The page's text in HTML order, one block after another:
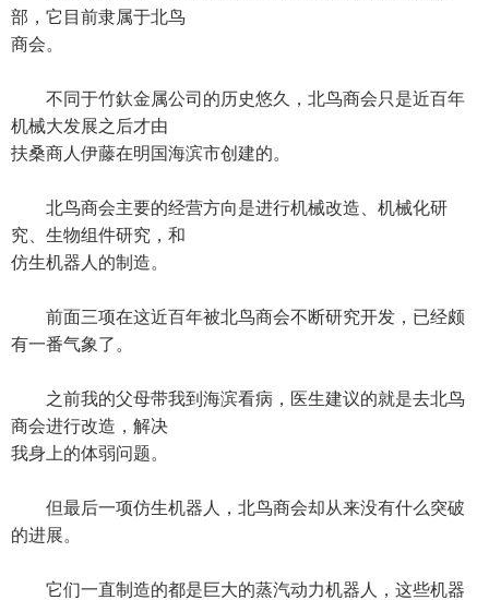
部，它目前隶属于北鸟
商会。
不同于竹釱金属公司的历史悠久，北鸟商会只是近百年
机械大发展之后才由
扶桑商人伊藤在明国海滨市创建的。
北鸟商会主要的经营方向是进行机械改造、机械化研
究、生物组件研究，和
仿生机器人的制造。
前面三项在这近百年被北鸟商会不断研究开发，已经颇
有一番气象了。
之前我的父母带我到海滨看病，医生建议的就是去北鸟
商会进行改造，解决
我身上的体弱问题。
但最后一项仿生机器人，北鸟商会却从来没有什么突破
的进展。
它们一直制造的都是巨大的蒸汽动力机器人，这些机器